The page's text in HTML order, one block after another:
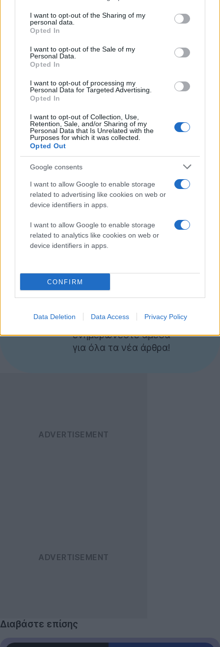
not limited to your visit or usage behaviour. You may click to
grant or deny consent to Google and its third-party tags to
use your data for below specified purposes in below Google
consent section.
I want to opt-out of the Sharing of my
personal data.
Opted In
I want to opt-out of the Sale of my
Personal Data.
Opted In
I want to opt-out of processing my
Personal Data for Targeted Advertising.
Opted In
I want to opt-out of Collection, Use,
Retention, Sale, and/or Sharing of my
Personal Data that Is Unrelated with the
Purposes for which it was collected.
Opted Out
Google consents
I want to allow Google to enable storage
related to advertising like cookies on web or
device identifiers in apps.
I want to allow Google to enable storage
related to analytics like cookies on web or
device identifiers in apps.
CONFIRM
Data Deletion Data Access Privacy Policy
Σύμφωνα με τον κατάλογο, ηO2 Germany
διετές συμβόλαιομε €20/μήνα, και
χωρίς συμβόλαιο
Φυσικά, θα πρέπει να περιμένουμε τα τελικά
αλλά γενικότερα η σειρά HDτηςHTCπεριλαμβάνει
high-end smartphonesπου δε πρόκειται να μας
Ακολουθήστε το
Newsγια να
ενημερώνεστε άμεσα
για όλα τα νέα άρθρα!
Διαβάστε επίσης